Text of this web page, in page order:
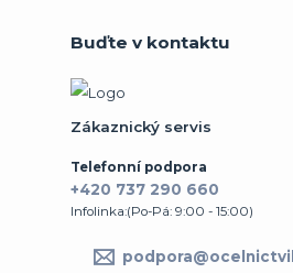
Buďte v kontaktu
Zákaznický servis
Telefonní podpora
+420 737 290 660
Infolinka:(Po-Pá: 9:00 - 15:00)